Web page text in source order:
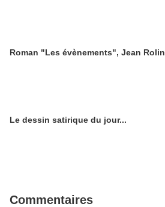
Roman "Les évènements", Jean Rolin
Le dessin satirique du jour...
Commentaires